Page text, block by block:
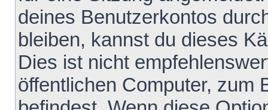
deines Benutzerkontos
bleiben, kannst du dieses
Dies ist nicht
öffentlichen Computer, zum